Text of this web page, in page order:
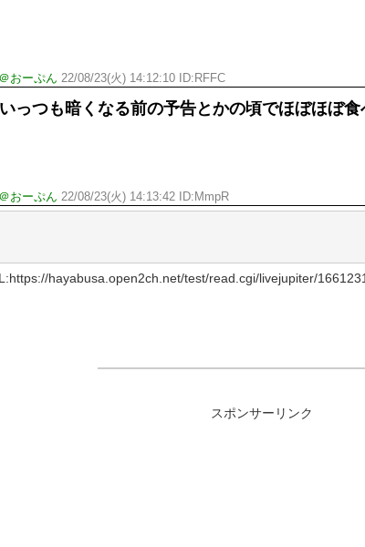
Powered by
おーぷん 22/08/23(火) 14:12:10 ID:RFFC
っつも暗くなる前の予告とかの頃でほぼほぼ
おーぷん 22/08/23(火) 14:13:42 ID:MmpR
hayabusa.open2ch.net/test/read.cgi/livejupiter/
スポンサーリンク